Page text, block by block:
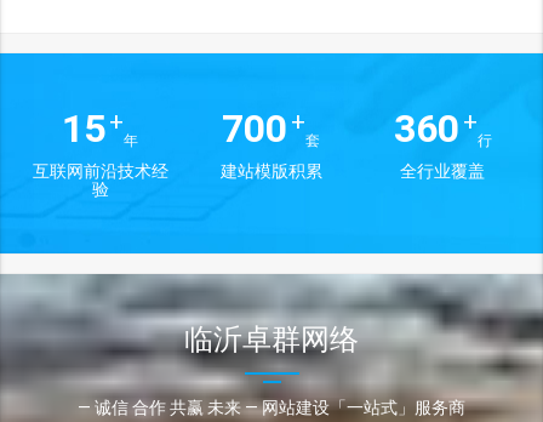
15+
年
互联网前沿技术经
验
700 +
套
建站模版积累
360 +
行
全行业覆盖
临沂卓群网络
— 诚信 合作 共赢 未来 — 网站建设「一站式」服务商